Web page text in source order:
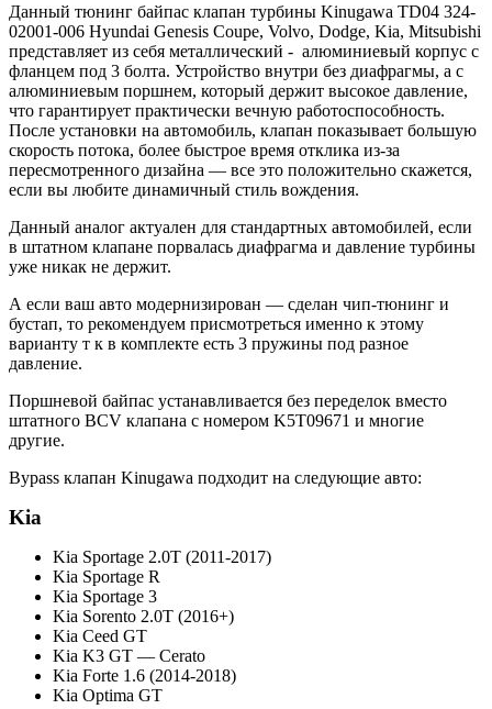
Данный тюнинг байпас клапан турбины Kinugawa TD04 324-
02001-006 Hyundai Genesis Coupe, Volvo, Dodge, Kia, Mitsubishi
представляет из себя металлический - алюминиевый корпус с
фланцем под 3 болта. Устройство внутри без диафрагмы, а с
алюминиевым поршнем, который держит высокое давление,
что гарантирует практически вечную работоспособность.
После установки на автомобиль, клапан показывает большую
скорость потока, более быстрое время отклика из-за
пересмотренного дизайна — все это положительно скажется,
если вы любите динамичный стиль вождения.
Данный аналог актуален для стандартных автомобилей, если
в штатном клапане порвалась диафрагма и давление турбины
уже никак не держит.
А если ваш авто модернизирован — сделан чип-тюнинг и
бустап, то рекомендуем присмотреться именно к этому
варианту т к в комплекте есть 3 пружины под разное
давление.
Поршневой байпас устанавливается без переделок вместо
штатного BCV клапана с номером K5T09671 и многие
другие.
Bypass клапан Kinugawa подходит на следующие авто:
Kia
Kia Sportage 2.0T (2011-2017)
Kia Sportage R
Kia Sportage 3
Kia Sorento 2.0T (2016+)
Kia Ceed GT
Kia K3 GT — Cerato
Kia Forte 1.6 (2014-2018)
Kia Optima GT